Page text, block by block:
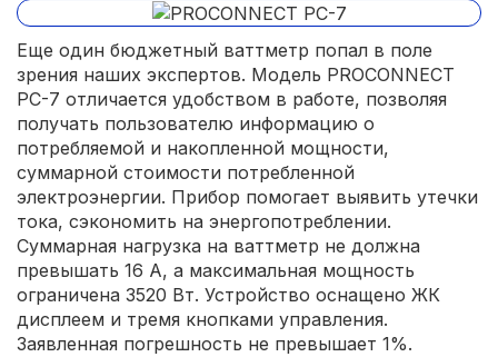
Еще один бюджетный ваттметр попал в поле
зрения наших экспертов. Модель PROCONNECT
PC-7 отличается удобством в работе, позволяя
получать пользователю информацию о
потребляемой и накопленной мощности,
суммарной стоимости потребленной
электроэнергии. Прибор помогает выявить утечки
тока, сэкономить на энергопотреблении.
Суммарная нагрузка на ваттметр не должна
превышать 16 А, а максимальная мощность
ограничена 3520 Вт. Устройство оснащено ЖК
дисплеем и тремя кнопками управления.
Заявленная погрешность не превышает 1%.